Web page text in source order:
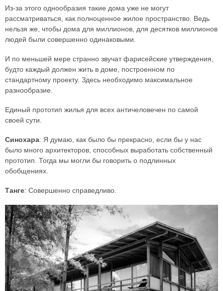
Из-за этого однообразия такие дома уже не могут
рассматриваться, как полноценное жилое пространство. Ведь
нельзя же, чтобы дома для миллионов, для десятков миллионов
людей были совершенно одинаковыми.
И по меньшей мере странно звучат фарисейские утверждения,
будто каждый должен жить в доме, построенном по
стандартному проекту. Здесь необходимо максимальное
разнообразие.
Единый прототип жилья для всех античеловечен по самой
своей сути.
Синохара: Я думаю, как было бы прекрасно, если бы у нас
было много архитекторов, способных выработать собственный
прототип. Тогда мы могли бы говорить о подлинных
обобщениях.
Танге: Совершенно справедливо.